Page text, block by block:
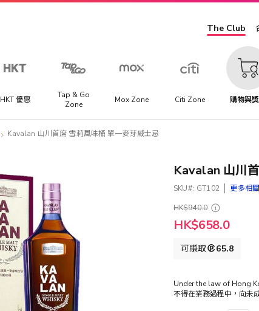
The Club
HKT 優惠
Tap & Go
Zone
Mox Zone Citi Zone 購物與
Kavalan 山川首席 雪莉風味桶 單一麥芽威士忌
Kavalan 山川
SKU GT102
更多相
HK$940.0
特
殊HK$658.0
可賺取 65.8
Under the law of Hong
不得在業務過程中，向未